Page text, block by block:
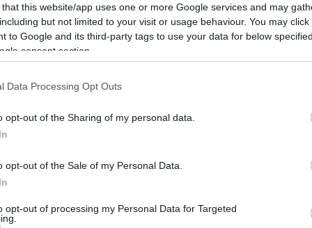
that this website/app uses one or more Google services and may
but not limited to your visit or usage behaviour. You may
to Google and its third-party tags to use your data for below
consent section.
Data Processing Opt Outs
opt-out of the Sharing of my personal data.
opt-out of the Sale of my Personal Data.
opt-out of processing my Personal Data for Targeted
zum 11. Dezember zum Staatssekretär für
Freitag auf Facebook.
den Parlamentspräsidenten im Zuge
und anderer Straftaten aufgefordert hatte, seine
das Leben zu verweigern’ mit Einwanderung
irgendwelche Straftaten begangen zu haben, und
rechtmäßig wahrgenommen.